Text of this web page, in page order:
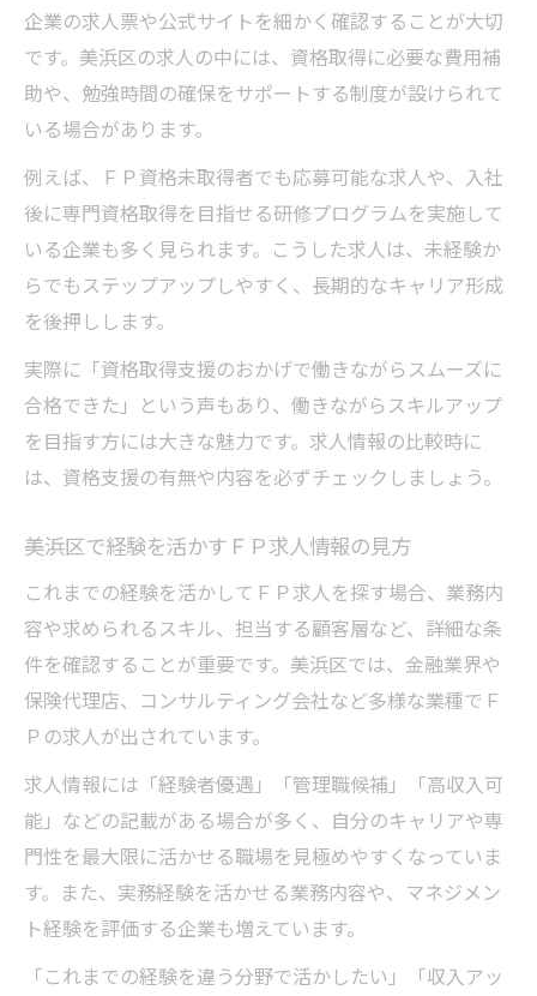
企業の求人票や公式サイトを細かく確認することが大切
です。美浜区の求人の中には、資格取得に必要な費用補
助や、勉強時間の確保をサポートする制度が設けられて
いる場合があります。
例えば、ＦＰ資格未取得者でも応募可能な求人や、入社
後に専門資格取得を目指せる研修プログラムを実施して
いる企業も多く見られます。こうした求人は、未経験か
らでもステップアップしやすく、長期的なキャリア形成
を後押しします。
実際に「資格取得支援のおかげで働きながらスムーズに
合格できた」という声もあり、働きながらスキルアップ
を目指す方には大きな魅力です。求人情報の比較時に
は、資格支援の有無や内容を必ずチェックしましょう。
美浜区で経験を活かすＦＰ求人情報の見方
これまでの経験を活かしてＦＰ求人を探す場合、業務内
容や求められるスキル、担当する顧客層など、詳細な条
件を確認することが重要です。美浜区では、金融業界や
保険代理店、コンサルティング会社など多様な業種でＦ
Ｐの求人が出されています。
求人情報には「経験者優遇」「管理職候補」「高収入可
能」などの記載がある場合が多く、自分のキャリアや専
門性を最大限に活かせる職場を見極めやすくなっていま
す。また、実務経験を活かせる業務内容や、マネジメン
ト経験を評価する企業も増えています。
「これまでの経験を違う分野で活かしたい」「収入アッ